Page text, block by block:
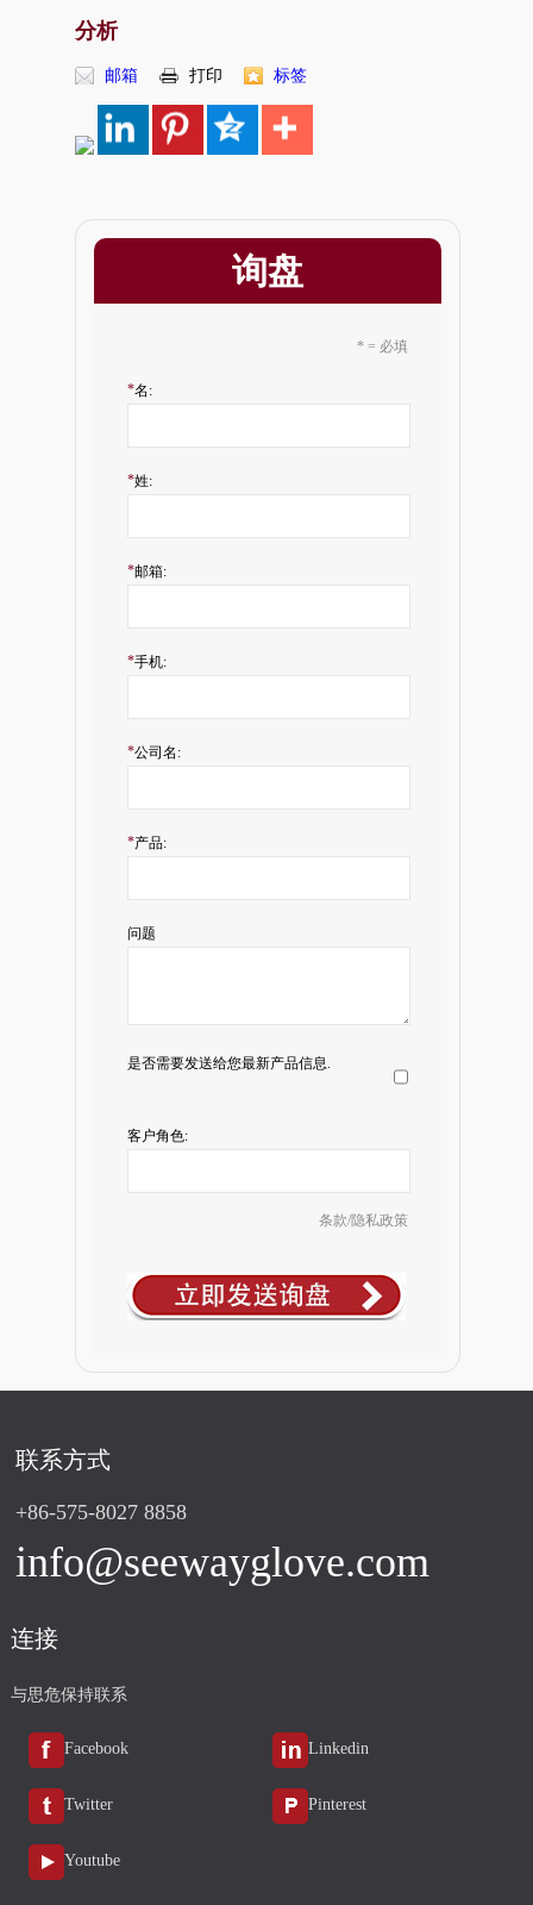
分析
邮箱 打印 标签
询盘
* = 必填
*名:
*姓:
*邮箱:
*手机:
*公司名:
*产品:
问题
是否需要发送给您最新产品信息.
客户角色:
条款/隐私政策
联系方式
+86-575-8027 8858
info@seewayglove.com
连接
与思危保持联系
Facebook Linkedin
Twitter Pinterest
Youtube